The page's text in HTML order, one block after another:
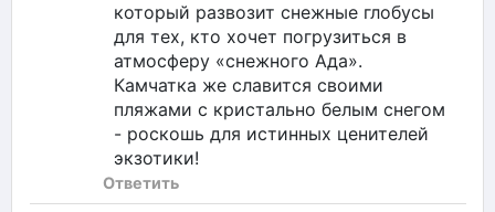
который развозит снежные глобусы
для тех, кто хочет погрузиться в
атмосферу «снежного Ада».
Камчатка же славится своими
пляжами с кристально белым снегом
- роскошь для истинных ценителей
экзотики!
Ответить